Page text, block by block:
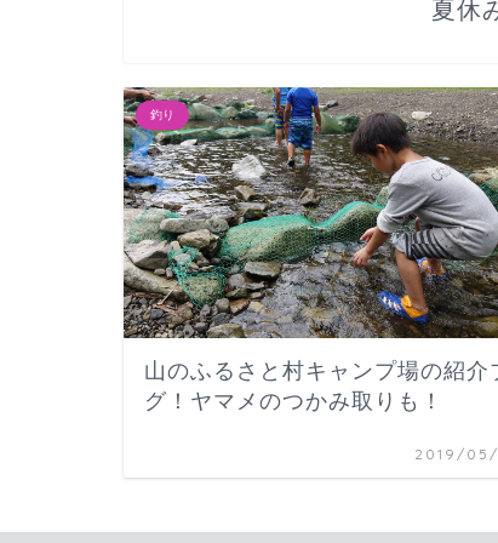
夏休
釣り
山のふるさと村キャンプ場の紹介
グ！ヤマメのつかみ取りも！
2019/05/